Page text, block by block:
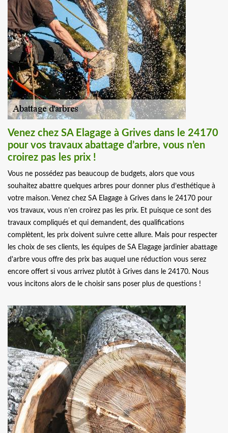
Venez chez SA Elagage à Grives dans le 24170
pour vos travaux abattage d’arbre, vous n’en
croirez pas les prix !
Vous ne possédez pas beaucoup de budgets, alors que vous
souhaitez abattre quelques arbres pour donner plus d’esthétique à
votre maison. Venez chez SA Elagage à Grives dans le 24170 pour
vos travaux, vous n’en croirez pas les prix. Et puisque ce sont des
travaux compliqués et qui demandent, des qualifications
complètent, les prix doivent suivre cette allure. Mais pour respecter
les choix de ses clients, les équipes de SA Elagage jardinier abattage
d'arbre vous offre des prix bas auquel une réduction vous serez
encore offert si vous arrivez plutôt à Grives dans le 24170. Nous
vous incitons alors de le choisir sans poser plus de questions !